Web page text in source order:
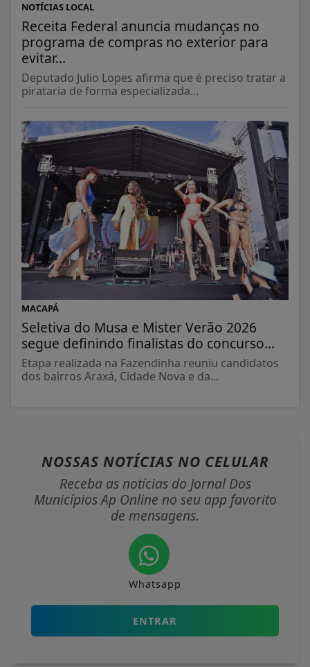
NOTÍCIAS LOCAL
Receita Federal anuncia mudanças no
programa de compras no exterior para
evitar...
Deputado Julio Lopes afirma que é preciso tratar a
pirataria de forma especializada...
MACAPÁ
Seletiva do Musa e Mister Verão 2026
segue definindo finalistas do concurso...
Etapa realizada na Fazendinha reuniu candidatos
dos bairros Araxá, Cidade Nova e da...
NOSSAS NOTÍCIAS NO CELULAR
Receba as notícias do Jornal Dos
Municípios Ap Online no seu app favorito
de mensagens.
Whatsapp
ENTRAR